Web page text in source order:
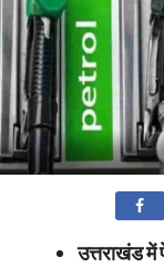
उत्तराखंड में